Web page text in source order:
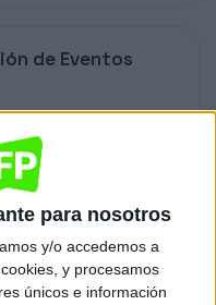
para nosotros
y/o accedemos a
y procesamos
únicos e información
de Eventos
→